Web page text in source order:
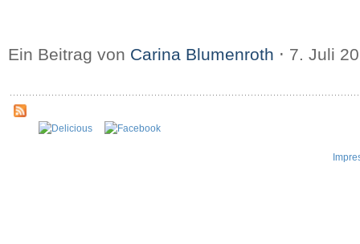
Ein Beitrag von Carina Blumenroth ⋅ 7. Juli